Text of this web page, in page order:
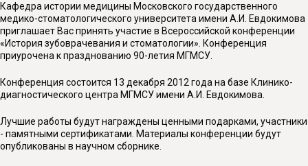
Кафедра истории медицины Московского государственного
медико-стоматологического университета имени А.И. Евдокимова
приглашает Вас принять участие в Всероссийской конференции
«История зубоврачевания и стоматологии». Конференция
приурочена к празднованию 90-летия МГМСУ.
Конференция состоится 13 декабря 2012 года на базе Клинико-
диагностического центра МГМСУ имени А.И. Евдокимова.
Лучшие работы будут награждены ценными подарками, участники
- памятными сертификатами. Материалы конференции будут
опубликованы в научном сборнике.